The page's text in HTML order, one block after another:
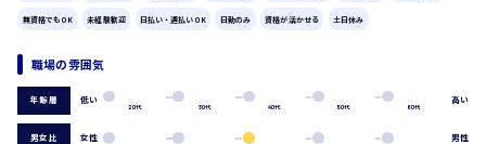
医師
介護職
看護助手
看護師
広島市南区
時給1300円～
無資格でもOK 未経験歓迎 日払い・週払いOK 日勤のみ 資格が活かせる 土日休み
職場の雰囲気
年齢層 低い
20代 30代 40代 50代 60代
高い
男女比 女性 男性